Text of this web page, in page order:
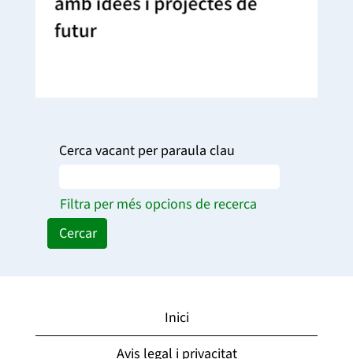
Cerca vacant per paraula clau
Filtra per més opcions de recerca
Inici
Avis legal i privacitat